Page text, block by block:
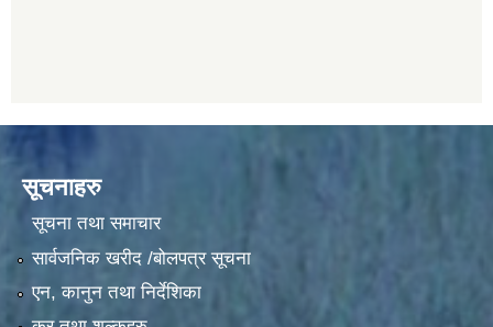
सूचनाहरु
सूचना तथा समाचार
सार्वजनिक खरीद /बोलपत्र सूचना
एन, कानुन तथा निर्देशिका